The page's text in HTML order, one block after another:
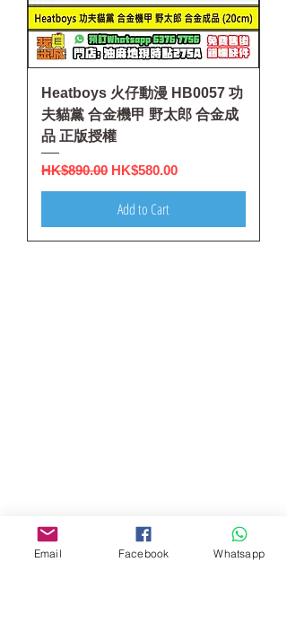
Heatboys 火仔動漫 HB0057 功
夫貓黨 合金機甲 野太郎 合金成
品 正版授權
Regular Price
HK$890.00 Sale Price
HK$580.00
Add to Cart
Yau Ma Tei, Hong Kong.
Email Facebook Whatsapp